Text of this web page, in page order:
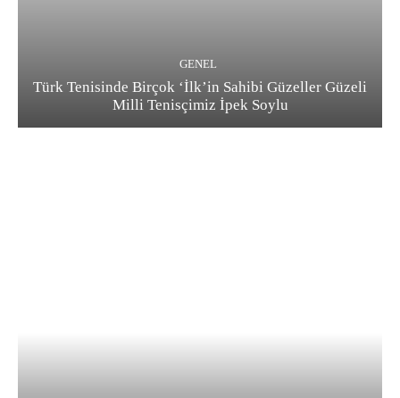
GENEL
Türk Tenisinde Birçok ‘İlk’in Sahibi Güzeller Güzeli
Milli Tenisçimiz İpek Soylu